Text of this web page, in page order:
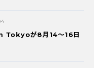
Tokyoが8月14～16日